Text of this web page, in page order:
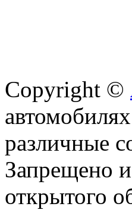
Copyright ©
различные
Запрещено
открытого